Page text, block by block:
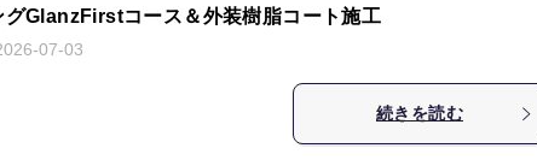
グGlanzFirstコース＆外装樹脂コート施工
07-03
続きを読む